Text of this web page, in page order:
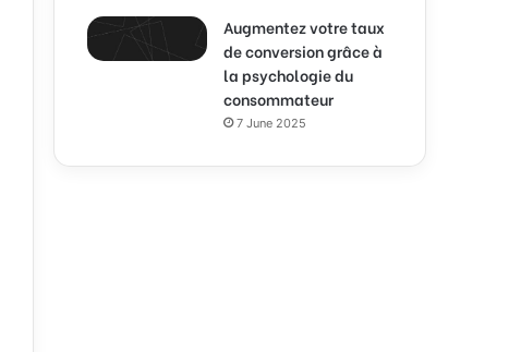
Augmentez votre taux
de conversion grâce à
la psychologie du
consommateur
7 June 2025